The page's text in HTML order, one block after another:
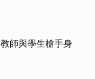
師與學生槍手身